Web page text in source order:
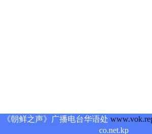
《朝鲜之声》广播电台华语处
co.net.kp